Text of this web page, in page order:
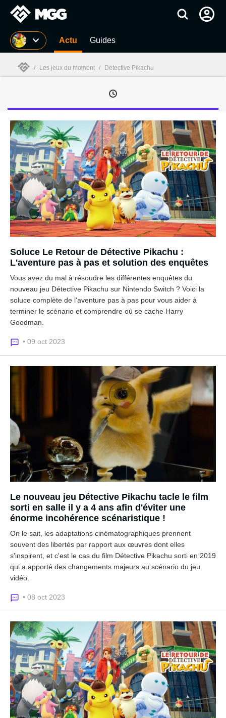
MGG Actu Guides
/ Les jeux du moment / Détective Pikachu
Soluce Le Retour de Détective Pikachu :
L'aventure pas à pas et solution des enquêtes
Vous avez du mal à résoudre les différentes enquêtes du
nouveau jeu Détective Pikachu sur Nintendo Switch ? Voici la
soluce complète de l'aventure pas à pas pour vous aider à
terminer le scénario et comprendre où se cache Harry
Goodman.
• 09 oct 2023
Le nouveau jeu Détective Pikachu tacle le film
sorti en salle il y a 4 ans afin d'éviter une
énorme incohérence scénaristique !
On le sait, les adaptations cinématographiques prennent
souvent des libertés par rapport aux œuvres dont elles
s'inspirent, et c'est le cas du film Détective Pikachu sorti en 2019
qui a apporté des changements majeurs au scénario du jeu
vidéo.
• 08 oct 2023